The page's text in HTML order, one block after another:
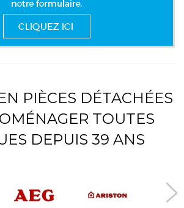
PIÈCES DÉTACHÉES
TOUTES
DEPUIS 39 ANS